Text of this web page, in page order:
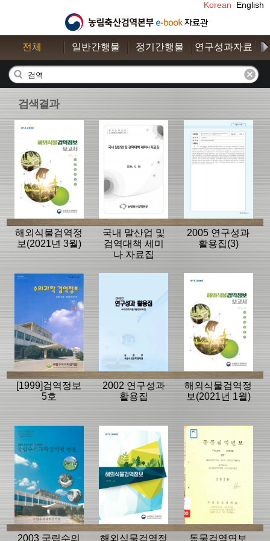
Korean English
전체 일반간행물 정기간행물 연구성과자료
검색결과
해외식물검역정
보(2021년 3월)
국내 말산업 및
검역대책 세미
나 자료집
2005 연구성과
활용집(3)
[1999]검역정보
5호
2002 연구성과
활용집
해외식물검역정
보(2021년 1월)
2003 국립수의 해외식물검역정 동물검역연보